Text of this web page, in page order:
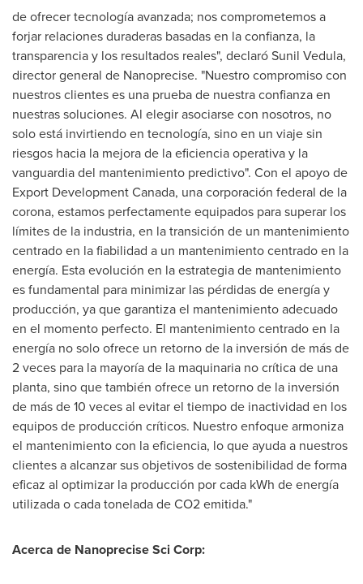
de ofrecer tecnología avanzada; nos comprometemos a
forjar relaciones duraderas basadas en la confianza, la
transparencia y los resultados reales", declaróSunil Vedula,
director general de Nanoprecise. "Nuestro compromiso con
nuestros clientes es una prueba de nuestra confianza en
nuestras soluciones. Al elegir asociarse con nosotros, no
solo está invirtiendo en tecnología, sino en un viaje sin
riesgos hacia la mejora de la eficiencia operativa y la
vanguardia del mantenimiento predictivo". Con el apoyo de
Export Development Canada, una corporación federal de la
corona, estamos perfectamente equipados para superar los
límites de la industria, en la transición de un mantenimiento
centrado en la fiabilidad a un mantenimiento centrado en la
energía. Esta evolución en la estrategia de mantenimiento
es fundamental para minimizar las pérdidas de energía y
producción, ya que garantiza el mantenimiento adecuado
en el momento perfecto. El mantenimiento centrado en la
energía no solo ofrece un retorno de la inversión de más de
2 veces para la mayoría de la maquinaria no crítica de una
planta, sino que también ofrece un retorno de la inversión
de más de 10 veces al evitar el tiempo de inactividad en los
equipos de producción críticos. Nuestro enfoque armoniza
el mantenimiento con la eficiencia, lo que ayuda a nuestros
clientes a alcanzar sus objetivos de sostenibilidad de forma
eficaz al optimizar la producción por cada kWh de energía
utilizada o cada tonelada de CO2 emitida."
Acerca de Nanoprecise Sci Corp: